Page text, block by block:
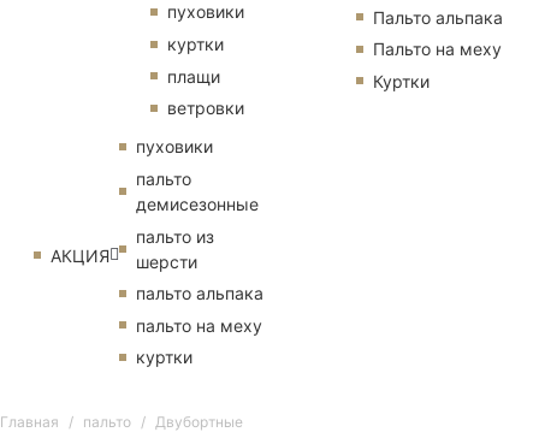
пуховики
куртки
плащи
ветровки
АКЦИЯ
пуховики
пальто
демисезонные
пальто из
шерсти
пальто альпака
пальто на меху
куртки
Пальто альпака
Пальто на меху
Куртки
Главная пальто Двубортные